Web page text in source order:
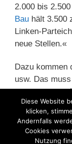
2.000 bis
Bau hält 3.500
Linken-
neue Stellen.«
Dazu kommen
usw. Das
genauer
des
zuzustimmen.
Diese Website
klicken,
Andernfalls
Cookies
Nutzung